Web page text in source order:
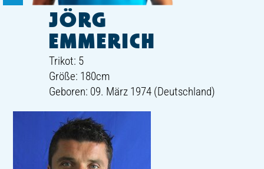
JÖRG
EMMERICH
Trikot: 5
Größe: 180cm
Geboren: 09. März 1974 (Deutschland)